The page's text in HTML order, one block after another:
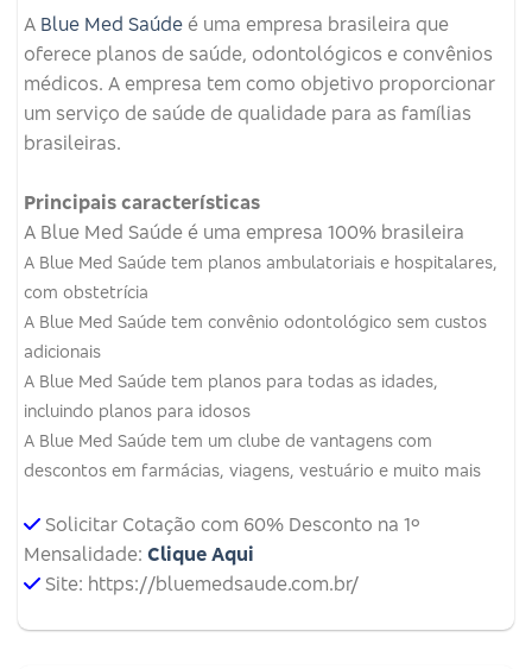
A Blue Med Saúde é uma empresa brasileira que
oferece planos de saúde, odontológicos e convênios
médicos. A empresa tem como objetivo proporcionar
um serviço de saúde de qualidade para as famílias
brasileiras.
Principais características
A Blue Med Saúde é uma empresa 100% brasileira
A Blue Med Saúde tem planos ambulatoriais e hospitalares,
com obstetrícia
A Blue Med Saúde tem convênio odontológico sem custos
adicionais
A Blue Med Saúde tem planos para todas as idades,
incluindo planos para idosos
A Blue Med Saúde tem um clube de vantagens com
descontos em farmácias, viagens, vestuário e muito mais
Solicitar Cotação com 60% Desconto na 1º
Mensalidade: Clique Aqui
Site: https://bluemedsaude.com.br/